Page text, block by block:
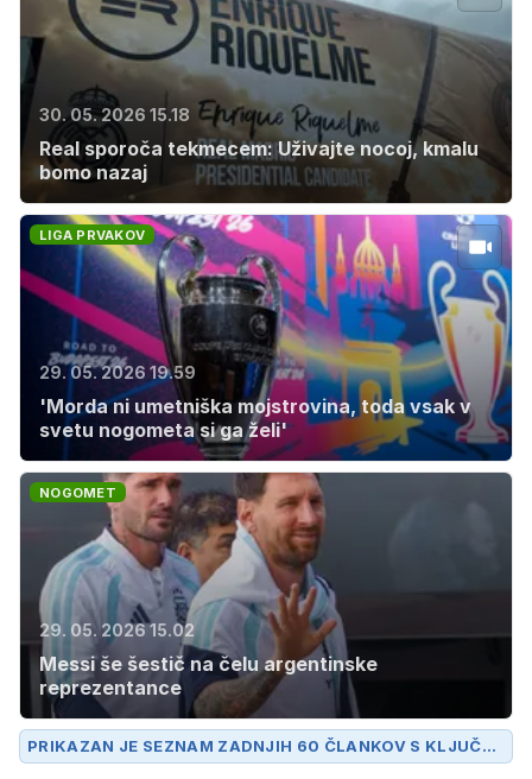
30. 05. 2026 15.18
Real sporoča tekmecem: Uživajte nocoj, kmalu
bomo nazaj
LIGA PRVAKOV
29. 05. 2026 19.59
'Morda ni umetniška mojstrovina, toda vsak v
svetu nogometa si ga želi'
NOGOMET
29. 05. 2026 15.02
Messi še šestič na čelu argentinske
reprezentance
PRIKAZAN JE SEZNAM ZADNJIH 60 ČLANKOV S KLJUČN
O BESEDOREAL MADRID.